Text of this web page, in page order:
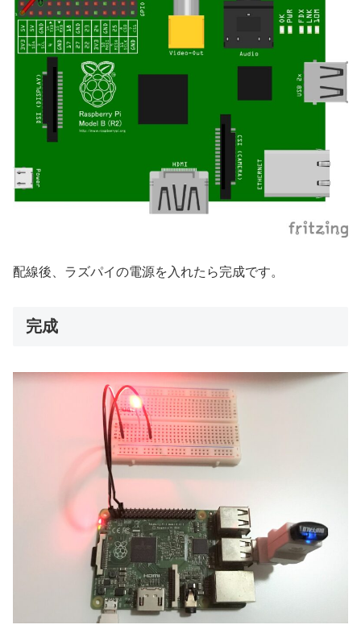
配線後、ラズパイの電源を入れたら完成です。
完成